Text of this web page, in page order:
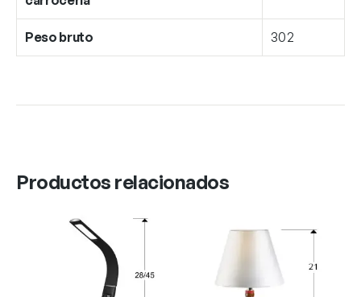
Peso bruto 302
Productos relacionados